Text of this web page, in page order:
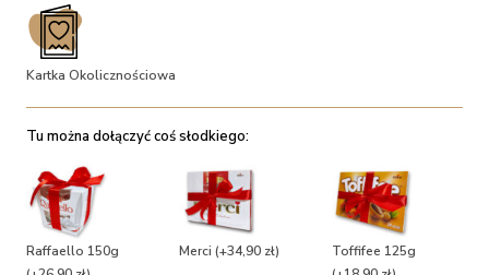
Kartka Okolicznościowa
Tu można dołączyć coś słodkiego:
Raffaello 150g
Merci (+34,90 zł)
Toffifee 125g